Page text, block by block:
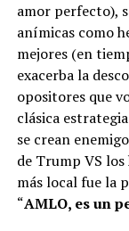
amor perfecto),
anímicas como
mejores (en
exacerba la
opositores que
clásica
se crean
de Trump VS
más local fue la
“AMLO, es un